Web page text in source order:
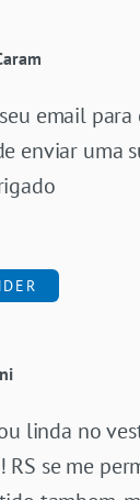
email
enviar uma
linda no
RS se me